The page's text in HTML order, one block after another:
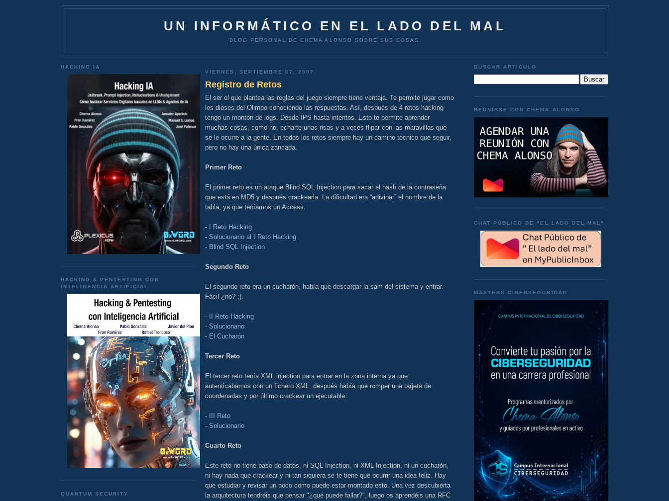
UN INFORMÁTICO EN EL LADO DEL MAL
BLOG PERSONAL DE CHEMA ALONSO SOBRE SUS COSAS.
HACKING IA
HACKING & PENTESTING CON
INTELIGENCIA ARTIFICIAL
QUANTUM SECURITY
VIERNES, SEPTIEMBRE 07, 2007
Registro de Retos
El ser el que plantea las reglas del juego siempre tiene ventaja. Te permite jugar como
los dioses del Olimpo conociendo las respuestas. Así, después de 4 retos hacking
tengo un montón de logs. Desde IPS hasta intentos. Esto te permite aprender
muchas cosas, como no, echarte unas risas y a veces flipar con las maravillas que
se le ocurre a la gente. En todos los retos siempre hay un camino técnico que seguir,
pero no hay una única zancada.
Primer Reto
El primer reto es un ataque Blind SQL Injection para sacar el hash de la contraseña
que está en MD5 y después crackearla. La dificultad era “adivinar” el nombre de la
tabla, ya que teníamos un Access.
-
I Reto Hacking
- Solucionario al I Reto Hacking
- Blind SQL Injection
Segundo Reto
El segundo reto era un cucharón, había que descargar la sam del sistema y entrar.
Fácil ¿no? ;).
-
II Reto Hacking
- Solucionario
- El Cucharón
Tercer Reto
El tercer reto tenía XML injection para entrar en la zona interna ya que
autenticabamos con un fichero XML, después había que romper una tarjeta de
coordenadas y por último crackear un ejecutable.
-
III Reto
- Solucionario
Cuarto Reto
Este reto no tiene base de datos, ni SQL Injection, ni XML Injection, ni un cucharón,
ni hay nada que crackear y ni tan siquiera se te tiene que ocurrir una idea feliz. Hay
que estudiar y revisar un poco como puede estar montado esto. Una vez descubierta
la arquitectura tendréis que pensar "¿qué puede fallar?", luego os aprendéis una RFC
BUSCAR ARTÍCULO
REUNIRSE CON CHEMA ALONSO
CHAT PÚBLICO DE "EL LADO DEL MAL"
MASTERS CIBERSEGURIDAD